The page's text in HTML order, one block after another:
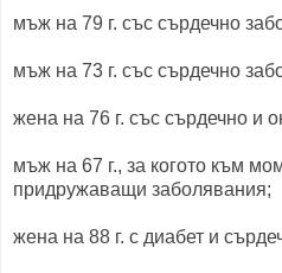
мъж на 79 г. със сърдечно
мъж на 73 г. със сърдечно
жена на 76 г. със сърдечно и
мъж на 67 г., за когото към
придружаващи заболявания;
жена на 88 г. с диабет и